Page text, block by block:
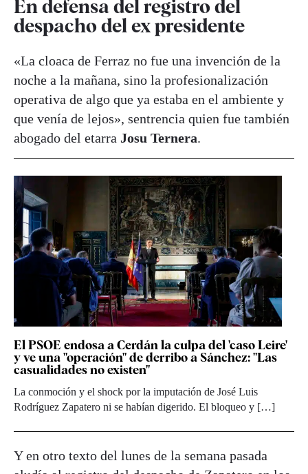
En defensa del registro del
despacho del ex presidente
«La cloaca de Ferraz no fue una invención de la
noche a la mañana, sino la profesionalización
operativa de algo que ya estaba en el ambiente y
que venía de lejos», sentrencia quien fue también
abogado del etarra Josu Ternera.
El PSOE endosa a Cerdán la culpa del 'caso Leire'
y ve una "operación" de derribo a Sánchez: "Las
casualidades no existen"
La conmoción y el shock por la imputación de José Luis
Rodríguez Zapatero ni se habían digerido. El bloqueo y […]
Y en otro texto del lunes de la semana pasada